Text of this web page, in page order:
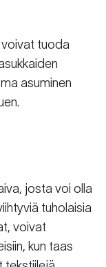
tuoda
asuminen
josta voi olla
tuholaisia
voivat
kun taas